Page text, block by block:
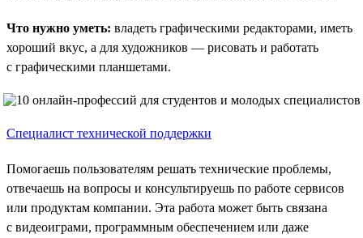
Что нужно уметь: владеть графическими редакторами, иметь
хороший вкус, а для художников — рисовать и работать
с графическими планшетами.
Специалист технической поддержки
Помогаешь пользователям решать технические проблемы,
отвечаешь на вопросы и консультируешь по работе сервисов
или продуктам компании. Эта работа может быть связана
с видеоиграми, программным обеспечением или даже